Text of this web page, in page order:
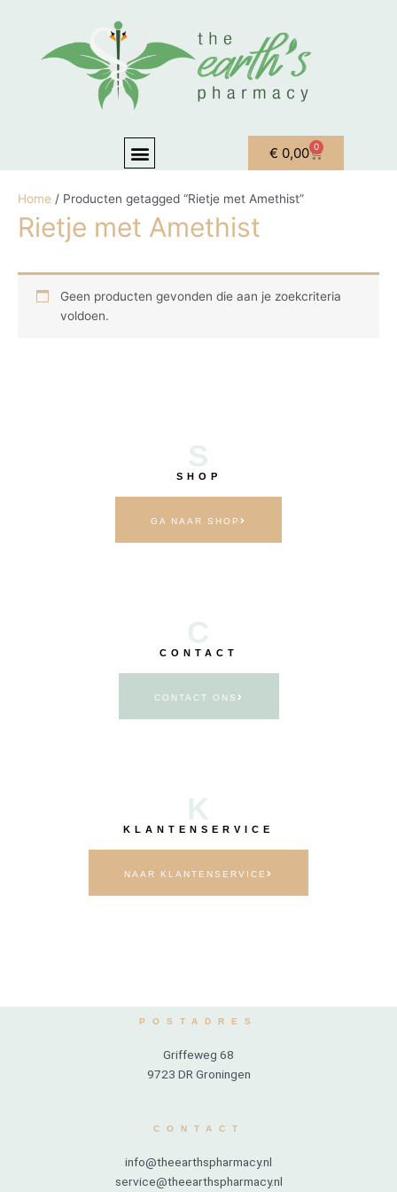
Menu € 0,00 0
Winkelwagen
Home / Producten getagged “Rietje met Amethist”
Rietje met Amethist
Geen producten gevonden die aan je zoekcriteria
voldoen.
S
SHOP
GA NAAR SHOP
C
CONTACT
CONTACT ONS
K
KLANTENSERVICE
NAAR KLANTENSERVICE
POSTADRES
Griffeweg 68
9723 DR Groningen
CONTACT
info@theearthspharmacy.nl
service@theearthspharmacy.nl